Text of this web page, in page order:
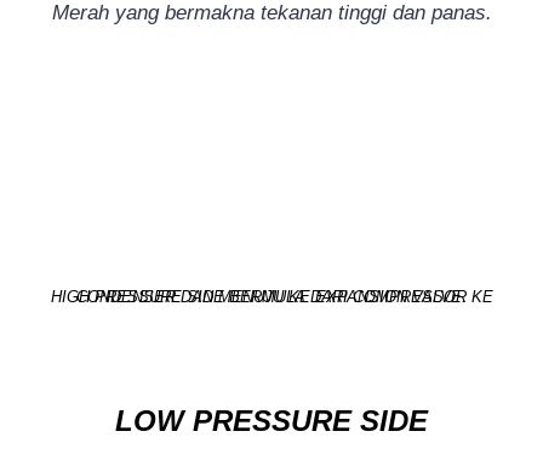
Merah yang bermakna tekanan tinggi dan panas.
HIGH PRESSURE SIDE BERMULA DARI COMPRESSOR KE CONDENSER DAN MENUJU KE EXPANSION VALVE.
LOW PRESSURE SIDE